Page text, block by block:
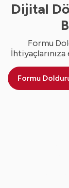
Dijital
Formu
Formu